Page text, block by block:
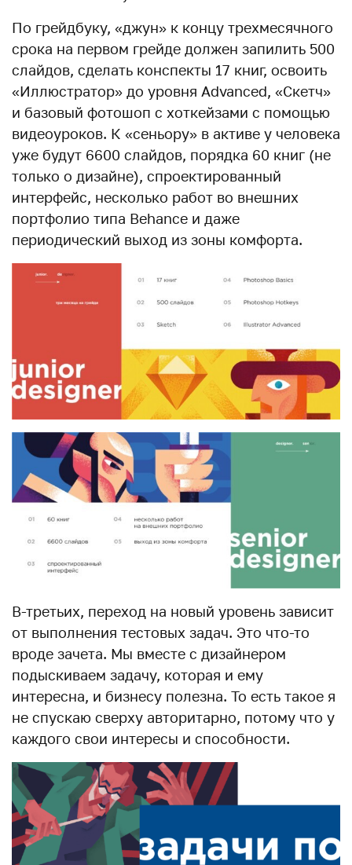
По грейдбуку, «джун» к концу трехмесячного
срока на первом грейде должен запилить 500
слайдов, сделать конспекты 17 книг, освоить
«Иллюстратор» до уровня Advanced, «Скетч»
и базовый фотошоп с хоткейзами с помощью
видеоуроков. К «сеньору» в активе у человека
уже будут 6600 слайдов, порядка 60 книг (не
только о дизайне), спроектированный
интерфейс, несколько работ во внешних
портфолио типа Behance и даже
периодический выход из зоны комфорта.
В-третьих, переход на новый уровень зависит
от выполнения тестовых задач. Это что-то
вроде зачета. Мы вместе с дизайнером
подыскиваем задачу, которая и ему
интересна, и бизнесу полезна. То есть такое я
не спускаю сверху авторитарно, потому что у
каждого свои интересы и способности.